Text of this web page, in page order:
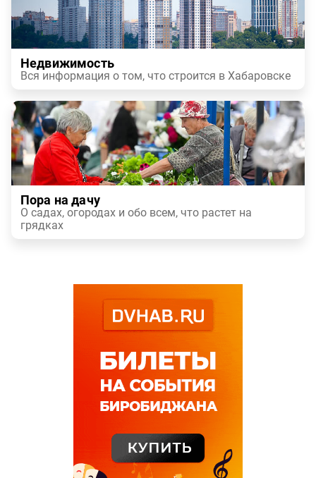
Недвижимость
Вся информация о том, что строится в Хабаровске
Пора на дачу
О садах, огородах и обо всем, что растет на
грядках